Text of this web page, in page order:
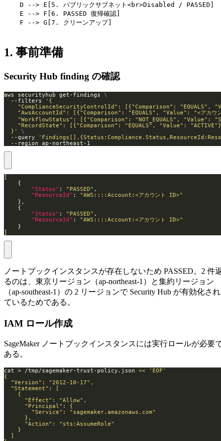
    D --> E[5. パブリックサブネット<br>Disabled / PASSED]
    E --> F[6. PASSED 復帰確認]
    F --> G[7. クリーンアップ]
1. 事前準備
Security Hub finding の確認
aws securityhub get-findings
  --filters
  }'
  --query
  --region ap-northeast-1
"Status" : "PASSED"
"ResourceId" : "AWS::::Account:<アカウント ID>"
"Status" : "PASSED"
"ResourceId" : "AWS::::Account:<アカウント ID>"
ノートブックインスタンスが存在しないため PASSED。2 件
るのは、東京リージョン（ap-northeast-1）と集約リージョン
（ap-southeast-1）の 2 リージョンで Security Hub が有効化され
ているためである。
IAM ロール作成
SageMaker ノートブックインスタンスには実行ロールが必要
ある。
cat > /tmp/sagemaker-trust-policy.json